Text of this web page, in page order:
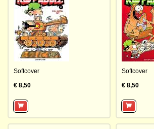
Softcover
€ 8,50
Softcover
€ 8,50